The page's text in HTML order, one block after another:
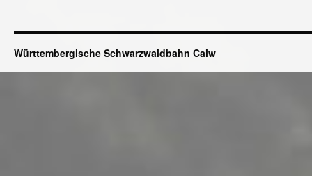
Württembergische Schwarzwaldbahn Calw